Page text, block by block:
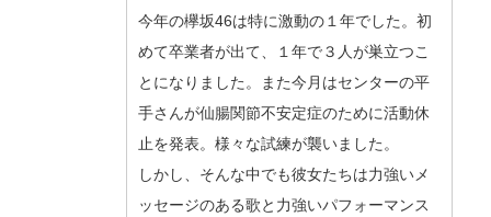
今年の欅坂46は特に激動の１年でした。初
めて卒業者が出て、１年で３人が巣立つこ
とになりました。また今月はセンターの平
手さんが仙腸関節不安定症のために活動休
止を発表。様々な試練が襲いました。
しかし、そんな中でも彼女たちは力強いメ
ッセージのある歌と力強いパフォーマンス